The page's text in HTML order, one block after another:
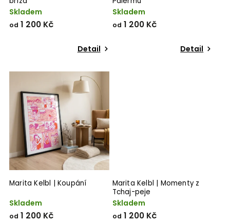
Skladem
od 1 200 Kč
Detail
Skladem
od 1 200 Kč
Detail
Marita Kelbl | Koupání
Skladem
od 1 200 Kč
Marita Kelbl | Momenty z
Tchaj-peje
Skladem
od 1 200 Kč